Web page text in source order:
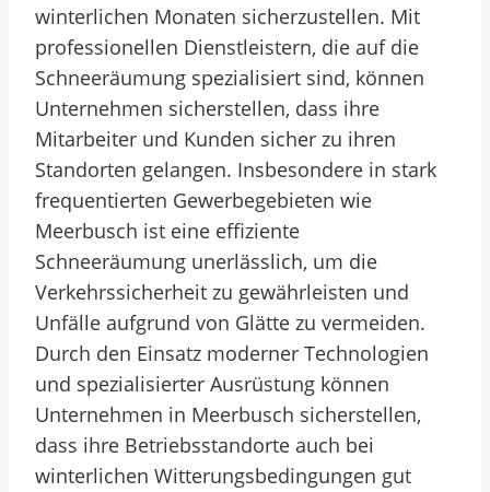
winterlichen Monaten sicherzustellen. Mit
professionellen Dienstleistern, die auf die
Schneeräumung spezialisiert sind, können
Unternehmen sicherstellen, dass ihre
Mitarbeiter und Kunden sicher zu ihren
Standorten gelangen. Insbesondere in stark
frequentierten Gewerbegebieten wie
Meerbusch ist eine effiziente
Schneeräumung unerlässlich, um die
Verkehrssicherheit zu gewährleisten und
Unfälle aufgrund von Glätte zu vermeiden.
Durch den Einsatz moderner Technologien
und spezialisierter Ausrüstung können
Unternehmen in Meerbusch sicherstellen,
dass ihre Betriebsstandorte auch bei
winterlichen Witterungsbedingungen gut